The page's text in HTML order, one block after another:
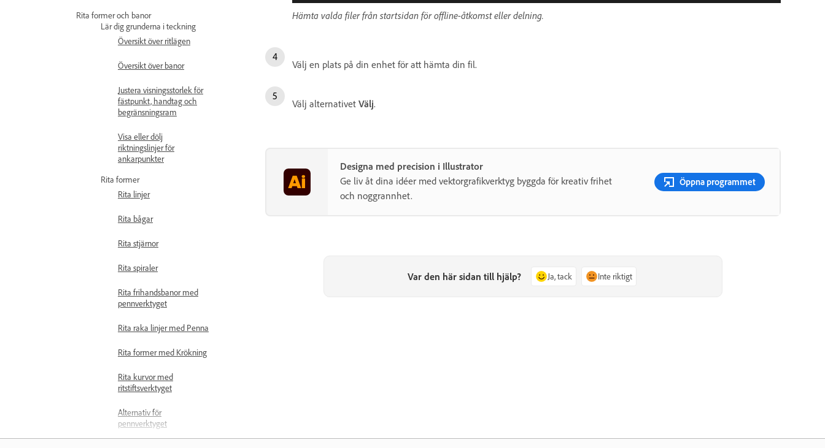
Rita former och banor
Lär dig grunderna i teckning
Översikt över ritlägen
Översikt över banor
Justera visningsstorlek för
fästpunkt, handtag och
begränsningsram
Visa eller dölj
riktningslinjer för
ankarpunkter
Rita former
Rita linjer
Rita bågar
Rita stjärnor
Rita spiraler
Rita frihandsbanor med
pennverktyget
Rita raka linjer med Penna
Rita former med Krökning
Rita kurvor med
ritstiftsverktyget
Alternativ för
pennverktyget
Hämta valda filer från startsidan för offline-åtkomst eller delning.
Välj en plats på din enhet för att hämta din fil.
Välj alternativet Välj.
Designa med precision i Illustrator
Ge liv åt dina idéer med vektorgrafikverktyg byggda för kreativ frihet
och noggrannhet.
Öppna programmet
Var den här sidan till hjälp? Ja, tack Inte riktigt